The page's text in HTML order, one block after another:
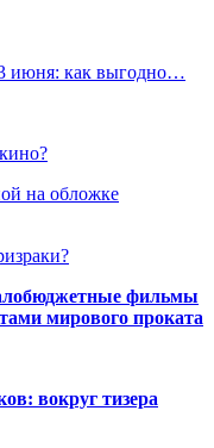
июня: как выгодно…
на обложке
фильмы
мирового проката
вокруг тизера